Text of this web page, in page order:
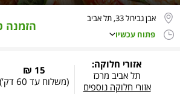
אבן גבירול 33, תל אביב
פתוח עכשיו
הזמנה
אזורי חלוקה:
תל אביב מרכז
אזורי חלוקה נוספים
15 ₪
(משלוח עד 60 דק’ )